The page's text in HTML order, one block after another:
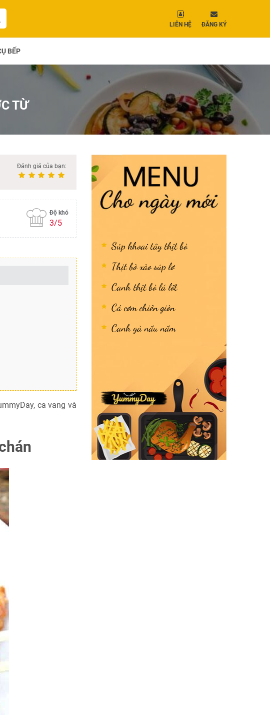
LIÊN HỆ ĐĂNG KÝ
BẾP
TỪ
Đánh giá của bạn:
Độ khó
3/5
ca vang và
Súp khoai tây thịt bò
Thịt bò xào súp lơ
Canh thịt bò lá lốt
Cá cơm chiên giòn
Canh gà nấu nấm